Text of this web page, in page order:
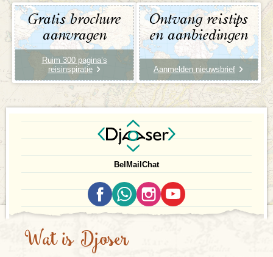
Gratis brochure
aanvragen
Ruim 300 pagina’s
reisinspiratie
Ontvang reistips
en aanbiedingen
Aanmelden nieuwsbrief
Bel Mail Chat
Wat is Djoser